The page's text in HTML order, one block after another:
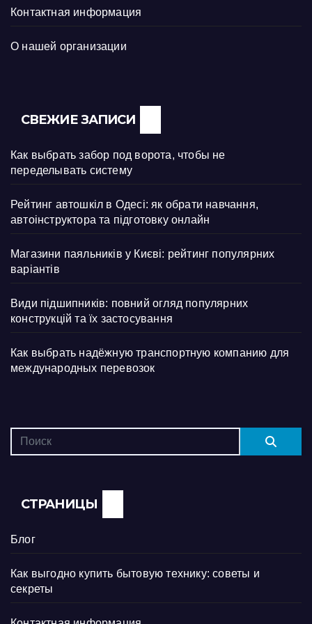
Контактная информация
О нашей организации
СВЕЖИЕ ЗАПИСИ
Как выбрать забор под ворота, чтобы не
переделывать систему
Рейтинг автошкіл в Одесі: як обрати навчання,
автоінструктора та підготовку онлайн
Магазини паяльників у Києві: рейтинг популярних
варіантів
Види підшипників: повний огляд популярних
конструкцій та їх застосування
Как выбрать надёжную транспортную компанию для
международных перевозок
СТРАНИЦЫ
Блог
Как выгодно купить бытовую технику: советы и
секреты